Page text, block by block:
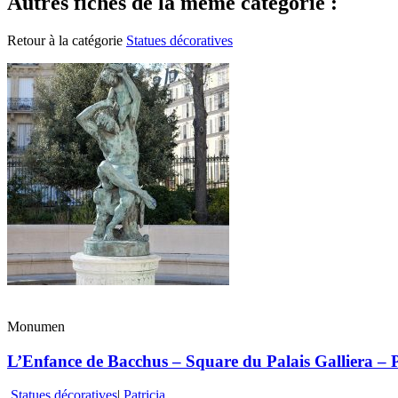
Retour à la catégorie Statues décoratives
Monumen
L’Enfance de Bacchus – Square du Palais Galliera –